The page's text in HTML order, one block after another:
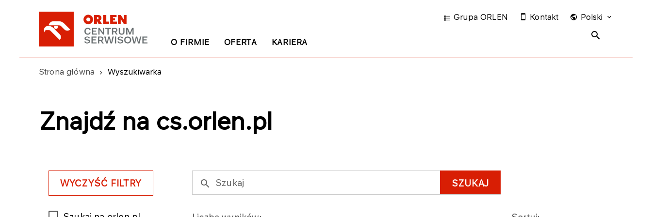
O FIRMIE OFERTA KARIERA
Grupa ORLEN Kontakt Polski
Strona główna Wyszukiwarka
Znajdź na cs.orlen.pl
WYCZYŚĆ FILTRY SZUKAJ